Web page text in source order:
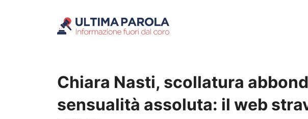
Chiara Nasti, scollatura
sensualità assoluta: il web